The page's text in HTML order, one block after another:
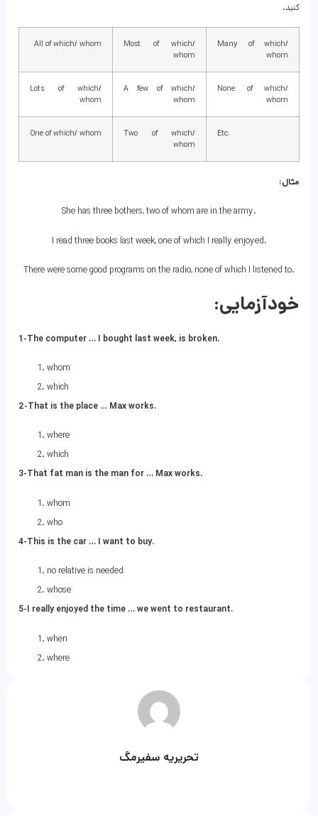
کنید.
Many of which/
whom
Most of which/
whom
All of which/ whom
None of which/
whom
A few of which/
whom
Lots of which/
whom
Etc.
Two of which/
whom
One of which/ whom
مثال:
She has three bothers, two of whom are in the army.
I read three books last week, one of which I really enjoyed.
There were some good programs on the radio, none of which I listened to.
خودآزمایی:
1-The computer … I bought last week, is broken.
whom
which
2-That is the place … Max works.
where
which
3-That fat man is the man for … Max works.
whom
who
4-This is the car … I want to buy.
no relative is needed
whose
5-I really enjoyed the time … we went to restaurant.
when
where
تحریریه سفیرمگ